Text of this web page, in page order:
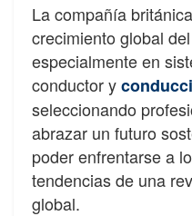
La compañía
crecimiento global
especialmente en
conductor y
seleccionando
abrazar un futuro
poder enfrentarse a
tendencias de una
global.